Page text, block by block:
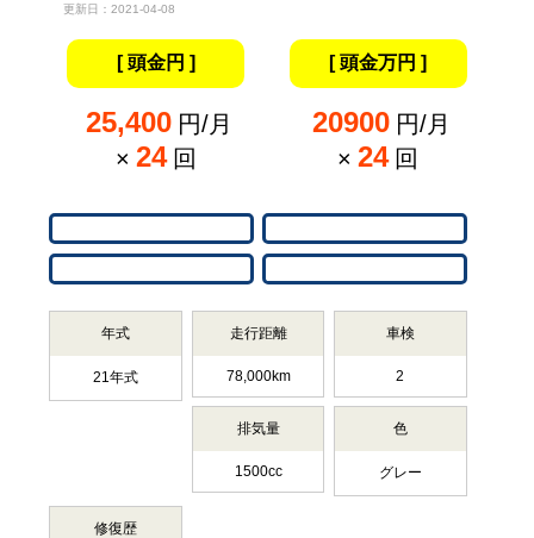
更新日：2021-04-08
[ 頭金円 ]
25,400 円/月
× 24 回
[ 頭金万円 ]
20900 円/月
× 24 回
年式
21年式
走行距離
78,000km
車検
2
排気量
1500cc
色
グレー
修復歴